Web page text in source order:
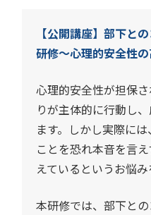
【公開講座】部下と
研修～心理的安全性
心理的安全性が担保
りが主体的に行動し
ます。しかし実際に
ことを恐れ本音を言
えているというお悩み
本研修では、部下と